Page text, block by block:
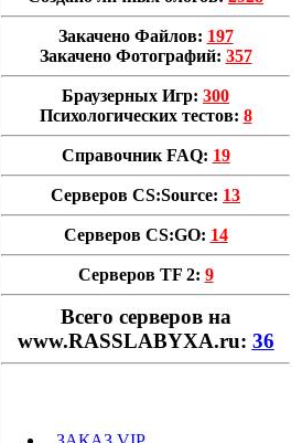
Закачено Файлов: 197
Закачено Фотографий: 357
Браузерных Игр: 300
Психологических тестов: 8
Справочник FAQ: 19
Серверов CS:Source: 13
Серверов CS:GO: 14
Серверов TF 2: 9
Всего cерверов на
www.RASSLABYXA.ru: 36